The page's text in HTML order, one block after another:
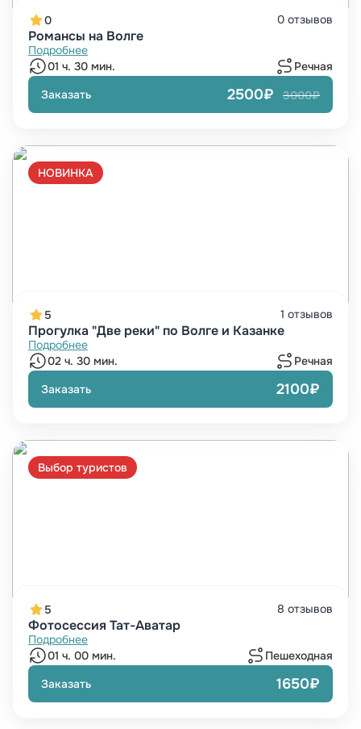
0 0 отзывов
Романсы на Волге
Подробнее
01 ч. 30 мин.
Речная
Заказать
2500₽ 3000₽
НОВИНКА
5 1 отзывов
Прогулка "Две реки" по Волге и Казанке
Подробнее
02 ч. 30 мин.
Речная
Заказать
2100₽
Выбор туристов
5 8 отзывов
Фотосессия Тат-Аватар
Подробнее
01 ч. 00 мин.
Пешеходная
Заказать
1650₽